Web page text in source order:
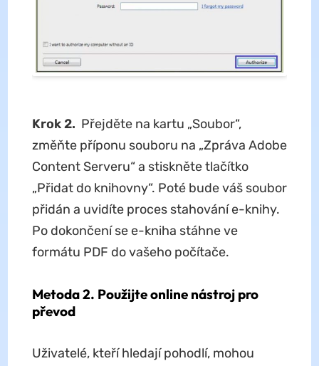
Krok 2. Přejděte na kartu „Soubor“,
změňte příponu souboru na „Zpráva Adobe
Content Serveru“ a stiskněte tlačítko
„Přidat do knihovny“. Poté bude váš soubor
přidán a uvidíte proces stahování e-knihy.
Po dokončení se e-kniha stáhne ve
formátu PDF do vašeho počítače.
Metoda 2. Použijte online nástroj pro
převod
Uživatelé, kteří hledají pohodlí, mohou